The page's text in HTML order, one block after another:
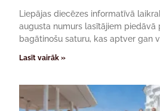
Liepājas diecēzes informatīvā
augusta numurs lasītājiem piedāvā
bagātinošu saturu, kas aptver gan
Lasīt vairāk »